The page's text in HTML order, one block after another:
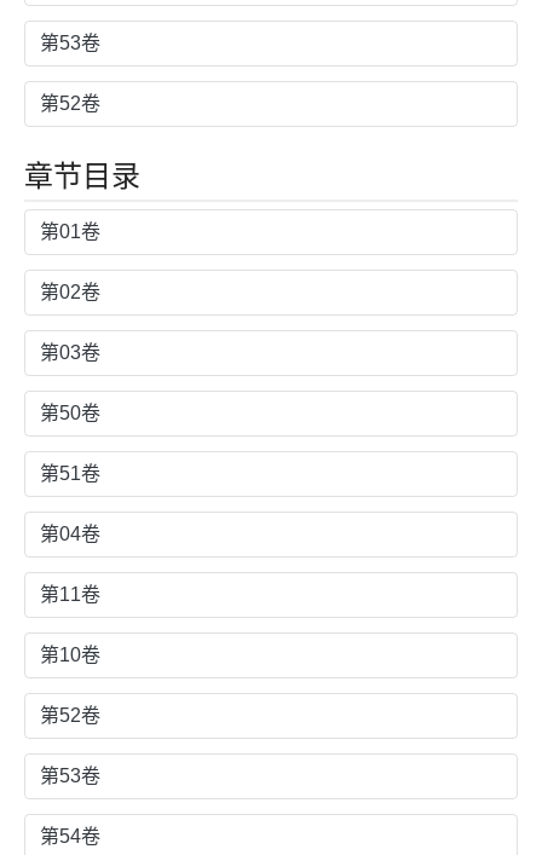
第53卷
第52卷
章节目录
第01卷
第02卷
第03卷
第50卷
第51卷
第04卷
第11卷
第10卷
第52卷
第53卷
第54卷